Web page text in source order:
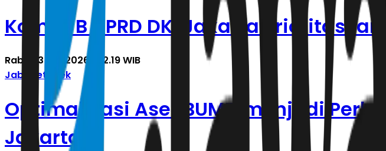
Komisi B DPRD DKI Jakarta
Rabu, 13 Mei 2026 | 22.19 WIB
Jabodetabek
Optimalisasi Aset BUMD menjadi
Jakarta